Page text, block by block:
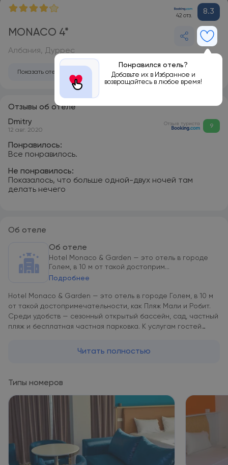
42 отз. 8.3
MONACO 4*
Понравился отель?
Добавьте их в Избранное и
возвращайтесь в любое время!
Албания, Дуррес
Показать отель на карте
Отзывы об отеле
Dmitry
12 авг. 2020
Отзыв туриста 9
Понравилось:
Все понравилось.
Не понравилось:
Показалось, что больше одной-двух ночей там
делать нечего
Об отеле
Об отеле
Hotel Monaco & Garden — это отель в городе
Голем, в 10 м от такой достоприм...
Подробнее
Hotel Monaco & Garden — это отель в городе Голем, в 10 м
от такой достопримечательности, как Пляж Мали и Робит.
Среди удобств — сезонный открытый бассейн, сад, частный
пляж и бесплатная частная парковка. К услугам гостей
сотрудникам круглосуточной стойки регистрации,
Monaco & Garden установлен кондиционер, телевизор с
плоским экраном и сейф. Среди прочих удобств —
письменный стол, чайник и мини-бар, а также собственная
ванная комната с биде. Помимо собственной ванной
комнаты с душем и бесплатными туалетно-косметическими
принадлежностями, в определенных единицах размещения
в Hotel Monaco & Garden из окон открывается вид на город.
В номерах имеется платяной шкаф. Гостям Hotel Monaco &
Читать полностью
Типы номеров